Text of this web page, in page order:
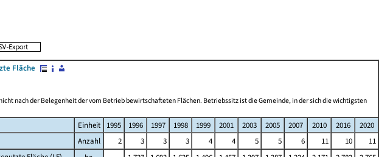
Fläche
nach der Belegenheit der vom Betrieb bewirtschafteten Flächen. Betriebssitz ist die Gemeinde, in der sich die wichtigsten
Einheit 1995 1996 1997 1998 1999 2001 2003 2005 2007 2010 2016
2020
Anzahl 2 3 3 3 4 4 5 5 6 11 10
11